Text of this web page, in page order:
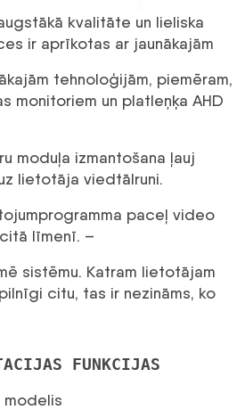
kvalitāte un lieliska
ir aprīkotas ar jaunākajām
tehnoloģijām, piemēram,
monitoriem un platleņķa AHD
moduļa izmantošana ļauj
lietotāja viedtālruni.
paceļ video
līmenī. –
sistēmu. Katram lietotājam
citu, tas ir nezināms, ko
FUNKCIJAS
modelis